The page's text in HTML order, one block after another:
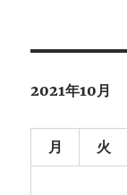
2021年10月
月 火